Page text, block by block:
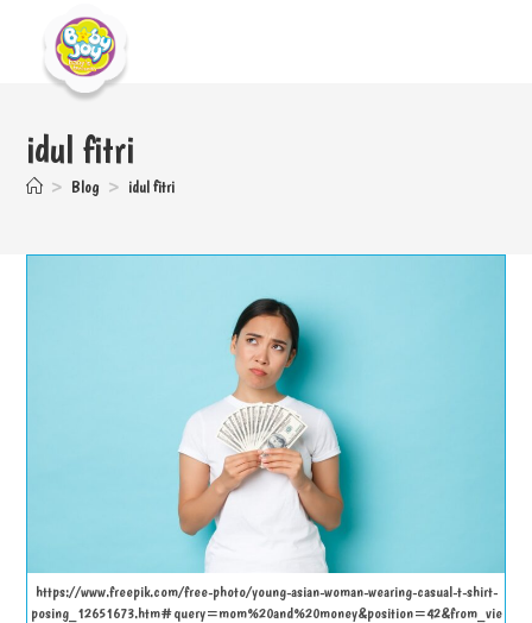
idul fitri
> Blog > idul fitri
https://www.freepik.com/free-photo/young-asian-woman-wearing-casual-t-shirt-
posing_12651673.htm#query=mom%20and%20money&position=42&from_vie